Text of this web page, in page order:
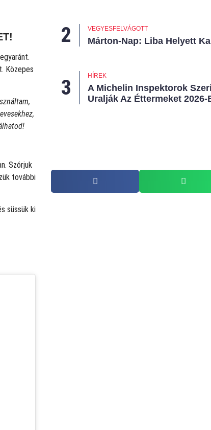
Közepes
Szórjuk
további
süssük ki
VEGYESFELVÁGOTT
Márton-Nap: Liba Helyett
HÍREK
A Michelin Inspektorok
Uralják Az Éttermeket 2026-